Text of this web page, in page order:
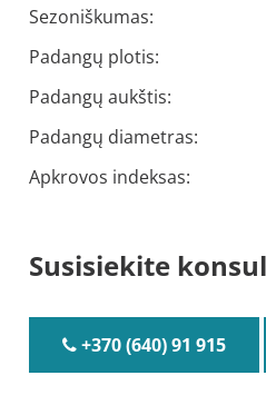
Sezoniškumas:
Padangų plotis:
Padangų aukštis:
Padangų diametras:
Apkrovos indeksas:
Susisiekite
+370 (640) 91 915